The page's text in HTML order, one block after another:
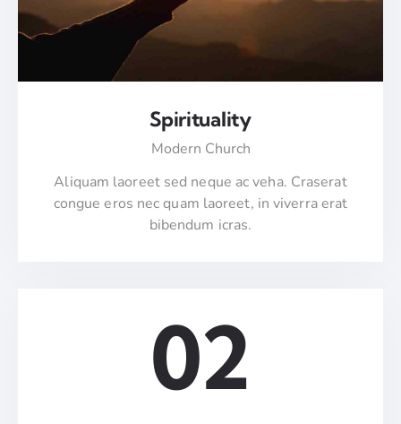
Spirituality
Modern Church
Aliquam laoreet sed neque ac veha. Craserat
congue eros nec quam laoreet, in viverra erat
bibendum icras.
02